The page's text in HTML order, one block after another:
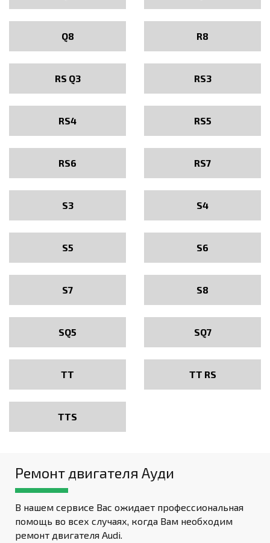
Q8 R8
RS Q3 RS3
RS4 RS5
RS6 RS7
S3 S4
S5 S6
S7 S8
SQ5 SQ7
TT TT RS
TTS
Ремонт двигателя Ауди
В нашем сервисе Вас ожидает профессиональная
помощь во всех случаях, когда Вам необходим
ремонт двигателя Audi.